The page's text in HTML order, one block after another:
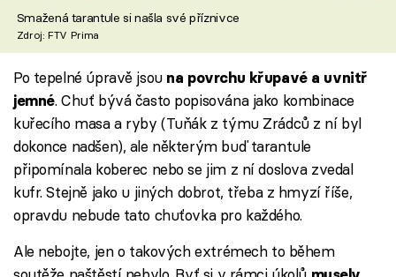
Smažená tarantule si našla své příznivce
Zdroj: FTV Prima
Po tepelné úpravě jsou na povrchu křupavé a uvnitř
jemné. Chuť bývá často popisována jako kombinace
kuřecího masa a ryby (Tuňák z týmu Zrádců z ní byl
dokonce nadšen), ale některým buď tarantule
připomínala koberec nebo se jim z ní doslova zvedal
kufr. Stejně jako u jiných dobrot, třeba z hmyzí říše,
opravdu nebude tato chuťovka pro každého.
Ale nebojte, jen o takových extrémech to během